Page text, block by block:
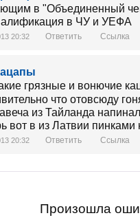
в "Объединенный
в ЧУ и УЕФА
20:32 Ответить Ссылка
грязные и вонючие
что отовсюду
из Тайланда
вот в из Латвии
20:32 Ответить Ссылка
Произошла